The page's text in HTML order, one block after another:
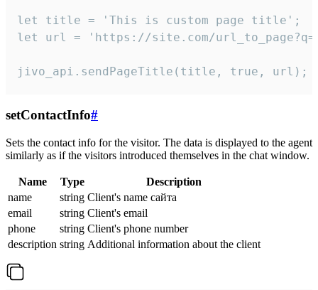
let title = 'This is custom page title';
let url = 'https://site.com/
jivo_api.sendPageTitle(title, true, url);
setContactInfo#
Sets the contact info for the visitor. The data is displayed to the agent
similarly as if the visitors introduced themselves in the chat window.
Name Type
Description
name
string Client's name сайта
email
string Client's email
phone
string Client's phone number
description string Additional information about the client